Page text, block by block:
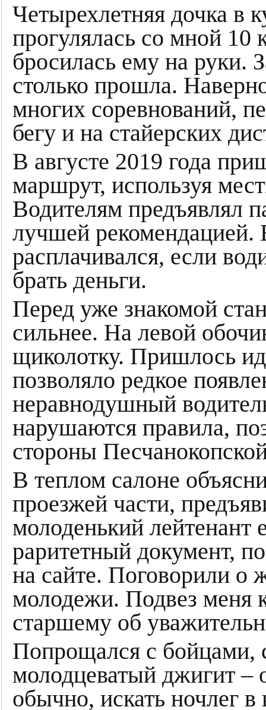
Четырехлетняя дочка в
прогулялась со мной 10
бросилась ему на руки.
столько прошла.
многих соревнований,
бегу и на стайерских
В августе 2019 года
маршрут, используя
Водителям предъявлял
лучшей рекомендацией.
расплачивался, если
брать деньги.
Перед уже знакомой
сильнее. На левой
щиколотку. Пришлось
позволяло редкое
неравнодушный
нарушаются правила,
стороны
В теплом салоне
проезжей части,
молоденький лейтенант
раритетный документ,
на сайте. Поговорили о
молодежи. Подвез меня
старшему об
Попрощался с бойцами,
молодцеватый джигит –
обычно, искать ночлег